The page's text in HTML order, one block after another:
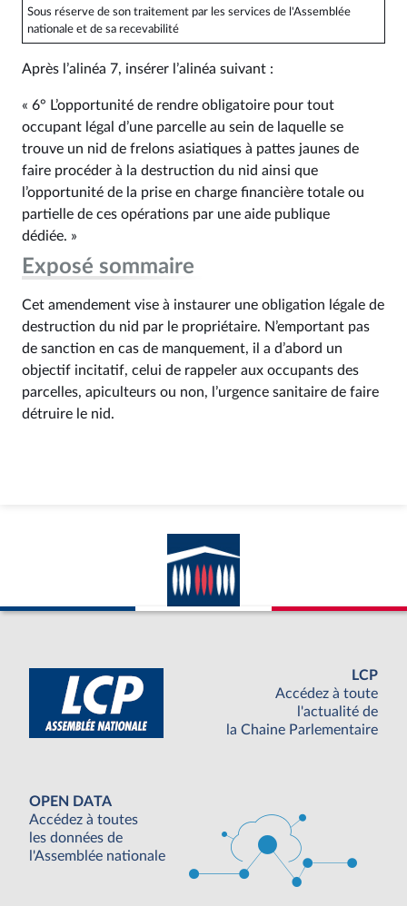
Sous réserve de son traitement par les services de l'Assemblée
nationale et de sa recevabilité
Après l’alinéa 7, insérer l’alinéa suivant :
« 6° L’opportunité de rendre obligatoire pour tout
occupant légal d’une parcelle au sein de laquelle se
trouve un nid de frelons asiatiques à pattes jaunes de
faire procéder à la destruction du nid ainsi que
l’opportunité de la prise en charge financière totale ou
partielle de ces opérations par une aide publique
dédiée. »
Exposé sommaire
Cet amendement vise à instaurer une obligation légale de
destruction du nid par le propriétaire. N’emportant pas
de sanction en cas de manquement, il a d’abord un
objectif incitatif, celui de rappeler aux occupants des
parcelles, apiculteurs ou non, l’urgence sanitaire de faire
détruire le nid.
LCP
Accédez à toute
l'actualité de
la Chaine Parlementaire
OPEN DATA
Accédez à toutes
les données de
l'Assemblée nationale